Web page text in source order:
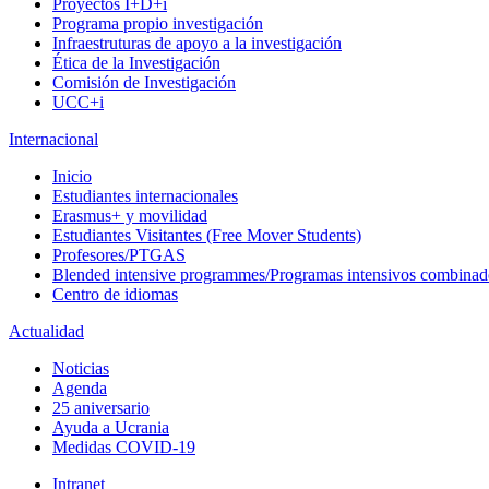
Proyectos I+D+i
Programa propio investigación
Infraestruturas de apoyo a la investigación
Ética de la Investigación
Comisión de Investigación
UCC+i
Internacional
Inicio
Estudiantes internacionales
Erasmus+ y movilidad
Estudiantes Visitantes (Free Mover Students)
Profesores/PTGAS
Blended intensive programmes/Programas intensivos
Centro de idiomas
Actualidad
Noticias
Agenda
25 aniversario
Ayuda a Ucrania
Medidas COVID-19
Intranet